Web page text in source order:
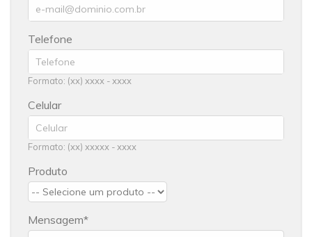
Telefone
Formato: (xx) xxxx - xxxx
Celular
Formato: (xx) xxxxx - xxxx
Produto
Mensagem